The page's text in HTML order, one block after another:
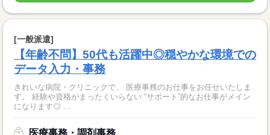
[一般派遣]
【年齢不問】50代も活躍中◎穏やかな環境での
データ入力・事務
きれいな病院・クリニックで、 医療事務のお仕事をお任せいたしま
す。 経験や資格がまったくいらない “サポート”的なお仕事がメイン
医療事務・調剤事務